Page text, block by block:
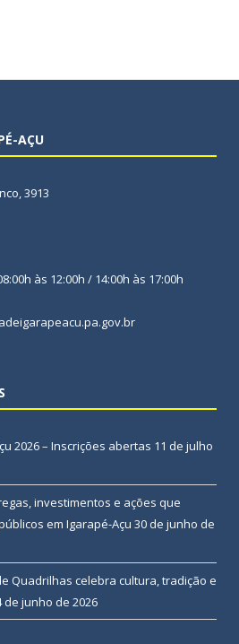
AÇU
3913
às 12:00h / 14:00h às 17:00h
2026 – Inscrições abertas 11 de julho
investimentos e ações que
em Igarapé-Açu 30 de junho de
Quadrilhas celebra cultura, tradição e
de junho de 2026